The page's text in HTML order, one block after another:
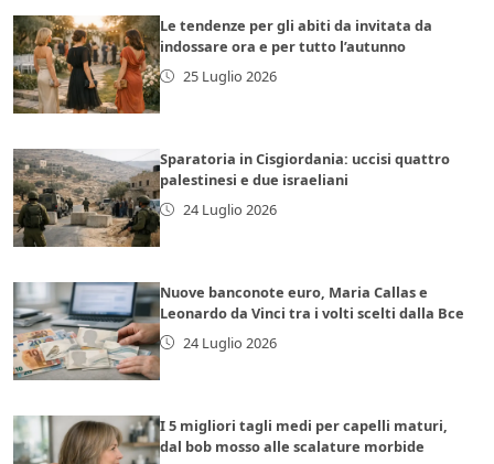
Le tendenze per gli abiti da invitata da
indossare ora e per tutto l’autunno
25 Luglio 2026
Sparatoria in Cisgiordania: uccisi quattro
palestinesi e due israeliani
24 Luglio 2026
Nuove banconote euro, Maria Callas e
Leonardo da Vinci tra i volti scelti dalla Bce
24 Luglio 2026
I 5 migliori tagli medi per capelli maturi,
dal bob mosso alle scalature morbide